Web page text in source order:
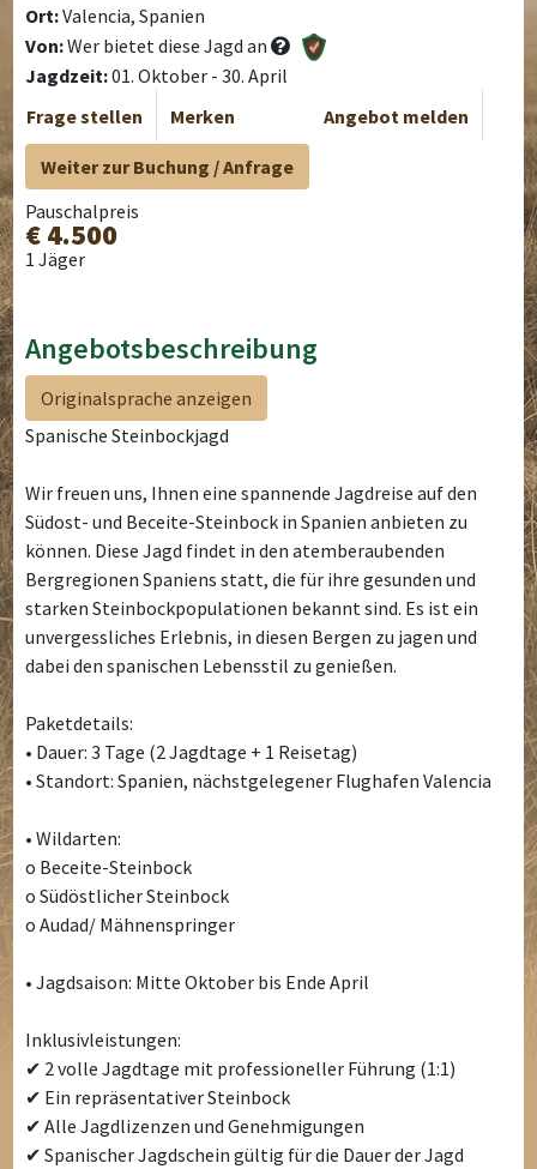
Ort:Valencia, Spanien
Von:Wer bietet diese Jagd an
Jagdzeit:01. Oktober - 30. April
Frage stellen
Merken Angebot melden
Weiter zur Buchung / Anfrage
Pauschalpreis
€ 4.500
1 Jäger
Angebotsbeschreibung
Originalsprache anzeigen
Spanische Steinbockjagd
Wir freuen uns, Ihnen eine spannende Jagdreise auf den
Südost- und Beceite-Steinbock in Spanien anbieten zu
können. Diese Jagd findet in den atemberaubenden
Bergregionen Spaniens statt, die für ihre gesunden und
starken Steinbockpopulationen bekannt sind. Es ist ein
unvergessliches Erlebnis, in diesen Bergen zu jagen und
dabei den spanischen Lebensstil zu genießen.
Paketdetails:
• Dauer: 3 Tage (2 Jagdtage + 1 Reisetag)
• Standort: Spanien, nächstgelegener Flughafen Valencia
• Wildarten:
o Beceite-Steinbock
o Südöstlicher Steinbock
o Audad/ Mähnenspringer
• Jagdsaison: Mitte Oktober bis Ende April
Inklusivleistungen:
✔ 2 volle Jagdtage mit professioneller Führung (1:1)
✔ Ein repräsentativer Steinbock
✔ Alle Jagdlizenzen und Genehmigungen
✔ Spanischer Jagdschein gültig für die Dauer der Jagd